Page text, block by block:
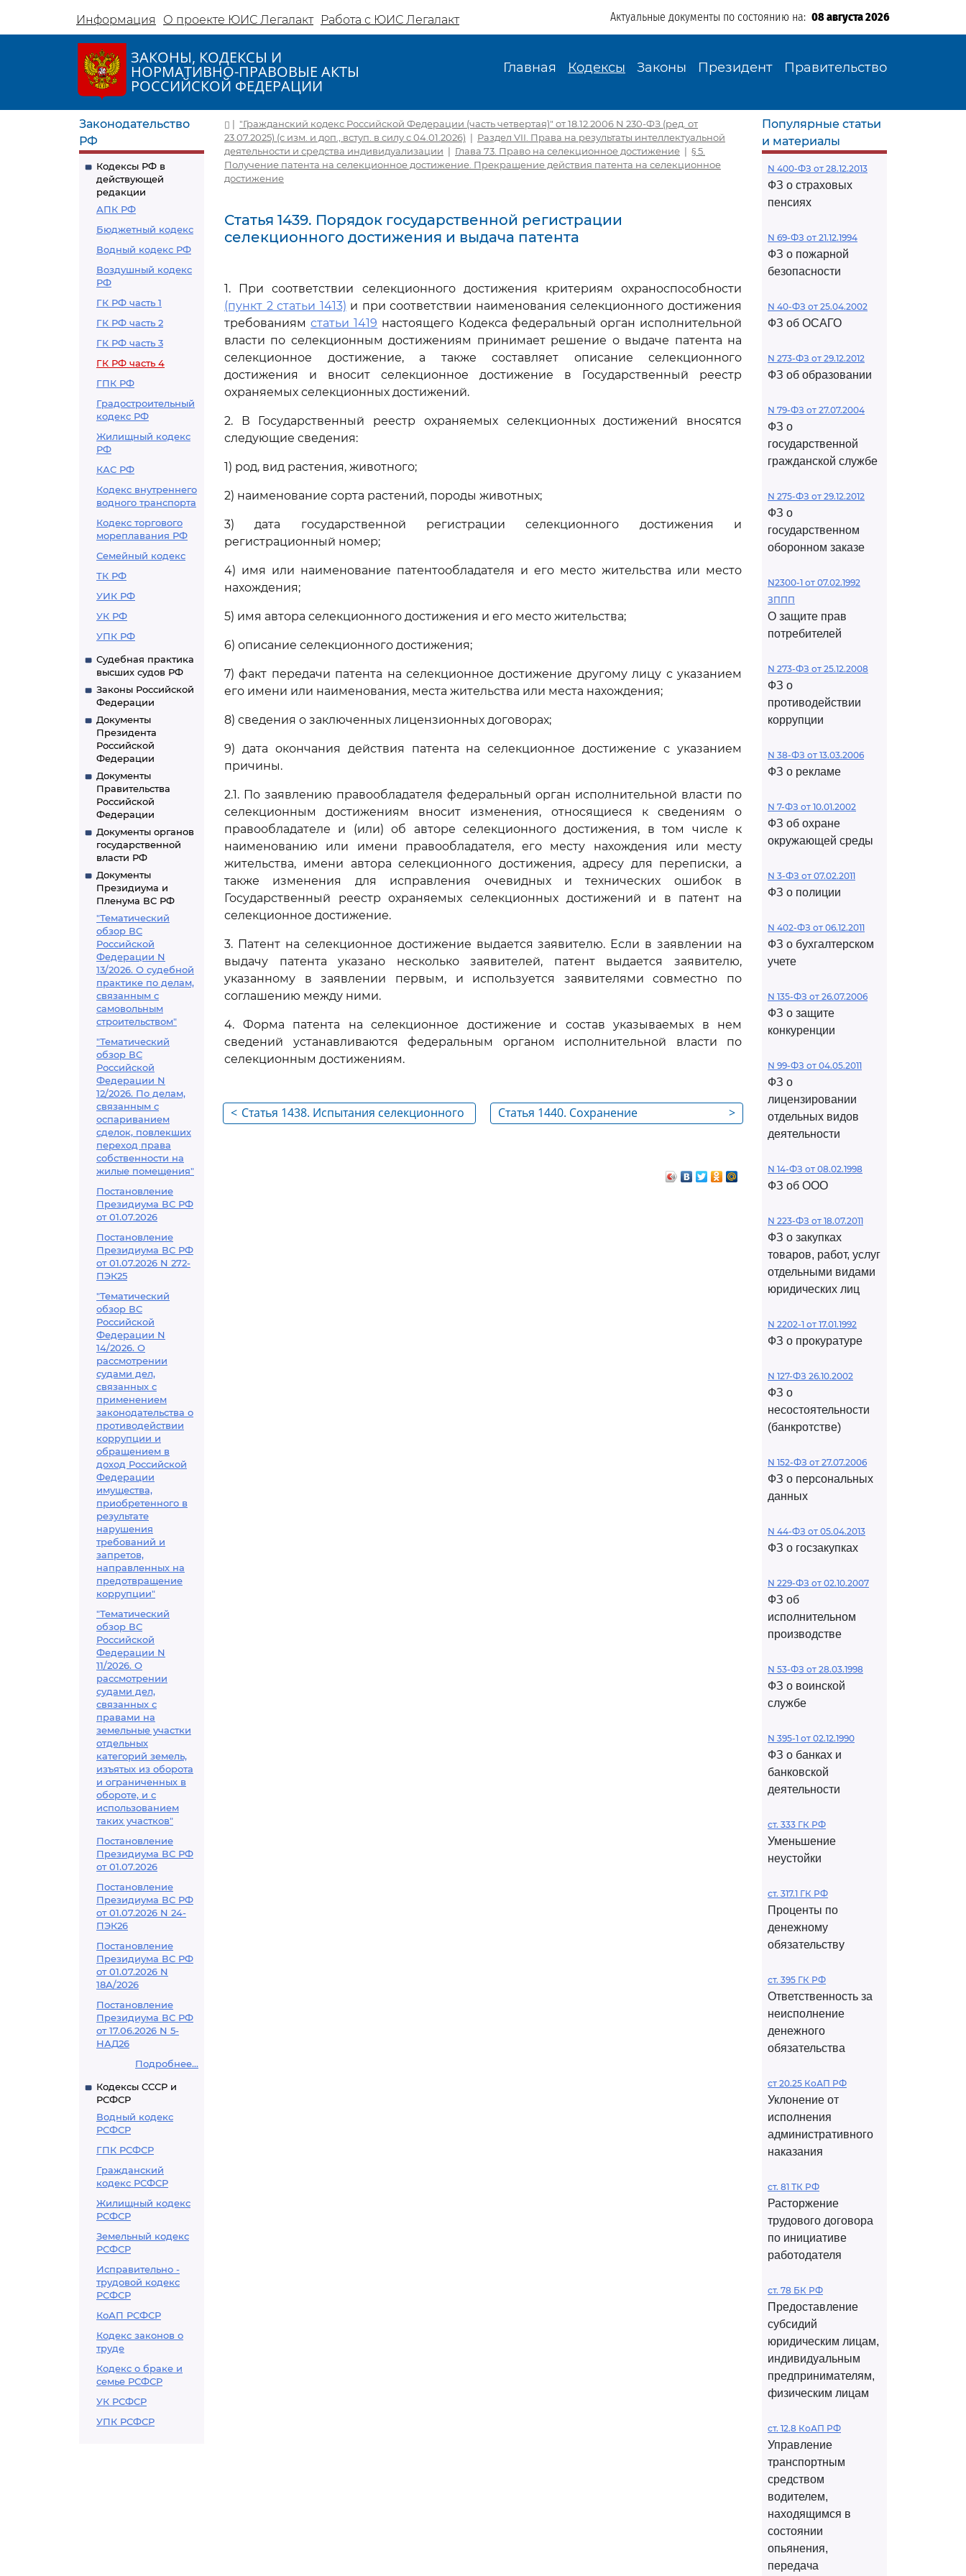
Информация О проекте ЮИС Легалакт Работа с ЮИС Легалакт Актуальные документы по состоянию на: 08 августа 2026
ЗАКОНЫ, КОДЕКСЫ И
НОРМАТИВНО-ПРАВОВЫЕ АКТЫ
РОССИЙСКОЙ ФЕДЕРАЦИИ
Главная Кодексы Законы Президент Правительство
Законодательство
РФ
Кодексы РФ в
действующей
редакции
АПК РФ
Бюджетный кодекс
Водный кодекс РФ
Воздушный кодекс
РФ
ГК РФ часть 1
ГК РФ часть 2
ГК РФ часть 3
ГК РФ часть 4
ГПК РФ
Градостроительный
кодекс РФ
Жилищный кодекс
РФ
КАС РФ
Кодекс внутреннего
водного транспорта
Кодекс торгового
мореплавания РФ
Семейный кодекс
ТК РФ
УИК РФ
УК РФ
УПК РФ
Судебная практика
высших судов РФ
Законы Российской
Федерации
Документы
Президента
Российской
Федерации
Документы
Правительства
Российской
Федерации
Документы органов
государственной
власти РФ
Документы
Президиума и
Пленума ВС РФ
"Тематический
обзор ВС
Российской
Федерации N
13/2026. О судебной
практике по делам,
связанным с
самовольным
строительством"
"Тематический
обзор ВС
Российской
Федерации N
12/2026. По делам,
связанным с
оспариванием
сделок, повлекших
переход права
собственности на
жилые помещения"
Постановление
Президиума ВС РФ
от 01.07.2026
Постановление
Президиума ВС РФ
от 01.07.2026 N 272-
ПЭК25
"Тематический
обзор ВС
Российской
Федерации N
14/2026. О
рассмотрении
судами дел,
связанных с
применением
законодательства о
противодействии
коррупции и
обращением в
доход Российской
Федерации
имущества,
приобретенного в
результате
нарушения
требований и
запретов,
направленных на
предотвращение
коррупции"
"Тематический
обзор ВС
Российской
Федерации N
11/2026. О
рассмотрении
судами дел,
связанных с
правами на
земельные участки
отдельных
категорий земель,
изъятых из оборота
и ограниченных в
обороте, и с
использованием
таких участков"
Постановление
Президиума ВС РФ
от 01.07.2026
Постановление
Президиума ВС РФ
от 01.07.2026 N 24-
ПЭК26
Постановление
Президиума ВС РФ
от 01.07.2026 N
18А/2026
Постановление
Президиума ВС РФ
от 17.06.2026 N 5-
НАД26
Подробнее...
Кодексы СССР и
РСФСР
Водный кодекс
РСФСР
ГПК РСФСР
Гражданский
кодекс РСФСР
Жилищный кодекс
РСФСР
Земельный кодекс
РСФСР
Исправительно -
трудовой кодекс
РСФСР
КоАП РСФСР
Кодекс законов о
труде
Кодекс о браке и
семье РСФСР
УК РСФСР
УПК РСФСР
| "Гражданский кодекс Российской Федерации (часть четвертая)" от 18.12.2006 N 230-ФЗ (ред. от
23.07.2025) (с изм. и доп., вступ. в силу с 04.01.2026) | Раздел VII. Права на результаты интеллектуальной
деятельности и средства индивидуализации | Глава 73. Право на селекционное достижение | § 5.
Получение патента на селекционное достижение. Прекращение действия патента на селекционное
достижение
Статья 1439. Порядок государственной регистрации
селекционного достижения и выдача патента
1. При соответствии селекционного достижения критериям охраноспособности
(пункт 2 статьи 1413) и при соответствии наименования селекционного достижения
требованиямстатьи 1419 настоящего Кодекса федеральный орган исполнительной
власти по селекционным достижениям принимает решение о выдаче патента на
селекционное достижение, а также составляет описание селекционного
достижения и вносит селекционное достижение в Государственный реестр
охраняемых селекционных достижений.
2. В Государственный реестр охраняемых селекционных достижений вносятся
следующие сведения:
1) род, вид растения, животного;
2) наименование сорта растений, породы животных;
3) дата государственной регистрации селекционного достижения и
регистрационный номер;
4) имя или наименование патентообладателя и его место жительства или место
нахождения;
5) имя автора селекционного достижения и его место жительства;
6) описание селекционного достижения;
7) факт передачи патента на селекционное достижение другому лицу с указанием
его имени или наименования, места жительства или места нахождения;
8) сведения о заключенных лицензионных договорах;
9) дата окончания действия патента на селекционное достижение с указанием
причины.
2.1. По заявлению правообладателя федеральный орган исполнительной власти по
селекционным достижениям вносит изменения, относящиеся к сведениям о
правообладателе и (или) об авторе селекционного достижения, в том числе к
наименованию или имени правообладателя, его месту нахождения или месту
жительства, имени автора селекционного достижения, адресу для переписки, а
также изменения для исправления очевидных и технических ошибок в
Государственный реестр охраняемых селекционных достижений и в патент на
селекционное достижение.
3. Патент на селекционное достижение выдается заявителю. Если в заявлении на
выдачу патента указано несколько заявителей, патент выдается заявителю,
указанному в заявлении первым, и используется заявителями совместно по
соглашению между ними.
4. Форма патента на селекционное достижение и состав указываемых в нем
сведений устанавливаются федеральным органом исполнительной власти по
селекционным достижениям.
< Статья 1438. Испытания селекционного
>
Статья 1440. Сохранение
Популярные статьи
и материалы
N 400-ФЗ от 28.12.2013
ФЗ о страховых
пенсиях
N 69-ФЗ от 21.12.1994
ФЗ о пожарной
безопасности
N 40-ФЗ от 25.04.2002
ФЗ об ОСАГО
N 273-ФЗ от 29.12.2012
ФЗ об образовании
N 79-ФЗ от 27.07.2004
ФЗ о
государственной
гражданской службе
N 275-ФЗ от 29.12.2012
ФЗ о
государственном
оборонном заказе
N2300-1 от 07.02.1992
ЗППП
О защите прав
потребителей
N 273-ФЗ от 25.12.2008
ФЗ о
противодействии
коррупции
N 38-ФЗ от 13.03.2006
ФЗ о рекламе
N 7-ФЗ от 10.01.2002
ФЗ об охране
окружающей среды
N 3-ФЗ от 07.02.2011
ФЗ о полиции
N 402-ФЗ от 06.12.2011
ФЗ о бухгалтерском
учете
N 135-ФЗ от 26.07.2006
ФЗ о защите
конкуренции
N 99-ФЗ от 04.05.2011
ФЗ о
лицензировании
отдельных видов
деятельности
N 14-ФЗ от 08.02.1998
ФЗ об ООО
N 223-ФЗ от 18.07.2011
ФЗ о закупках
товаров, работ, услуг
отдельными видами
юридических лиц
N 2202-1 от 17.01.1992
ФЗ о прокуратуре
N 127-ФЗ 26.10.2002
ФЗ о
несостоятельности
(банкротстве)
N 152-ФЗ от 27.07.2006
ФЗ о персональных
данных
N 44-ФЗ от 05.04.2013
ФЗ о госзакупках
N 229-ФЗ от 02.10.2007
ФЗ об
исполнительном
производстве
N 53-ФЗ от 28.03.1998
ФЗ о воинской
службе
N 395-1 от 02.12.1990
ФЗ о банках и
банковской
деятельности
ст. 333 ГК РФ
Уменьшение
неустойки
ст. 317.1 ГК РФ
Проценты по
денежному
обязательству
ст. 395 ГК РФ
Ответственность за
неисполнение
денежного
обязательства
ст 20.25 КоАП РФ
Уклонение от
исполнения
административного
наказания
ст. 81 ТК РФ
Расторжение
трудового договора
по инициативе
работодателя
ст. 78 БК РФ
Предоставление
субсидий
юридическим лицам,
индивидуальным
предпринимателям,
физическим лицам
ст. 12.8 КоАП РФ
Управление
транспортным
средством
водителем,
находящимся в
состоянии
опьянения,
передача